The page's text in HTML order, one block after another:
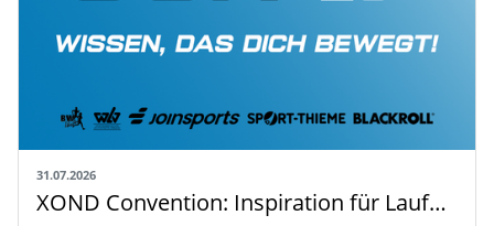
31.07.2026
XOND Convention: Inspiration für Laufen, Fitness und Gesundheit